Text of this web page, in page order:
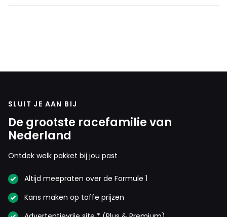
SLUIT JE AAN BIJ
De grootste racefamilie van
Nederland
Ontdek welk pakket bij jou past
Altijd meepraten over de Formule 1
Kans maken op toffe prijzen